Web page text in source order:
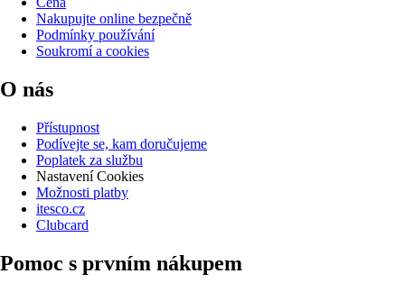
Nakupujte online bezpečně
Podmínky používání
Soukromí a cookies
O nás
Přístupnost
Podívejte se, kam doručujeme
Poplatek za službu
Nastavení Cookies
Možnosti platby
itesco.cz
Clubcard
Pomoc s prvním nákupem